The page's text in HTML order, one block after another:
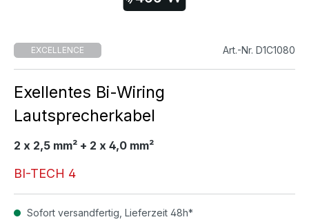
EXCELLENCE Art.-Nr. D1C1080
Exellentes Bi-Wiring
Lautsprecherkabel
2 x 2,5 mm² + 2 x 4,0 mm²
BI-TECH 4
Sofort versandfertig, Lieferzeit 48h*